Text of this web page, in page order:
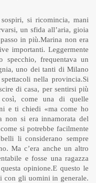
si ricomincia, mani
un sfida all’aria, gioia
in più.Marina non era
importanti. Leggermente
specchio, frequentava un
uno dei tanti di Milano
nella provincia.Si
di casa, per sentirsi più
come una di quelle
e ti chiedi «ma come ho
non si era innamorata del
si potrebbe facilmente
li considerano sempre
Ma c’era anche un altro
e fosse una ragazza
opinione.E questo le
con gli uomini in generale.